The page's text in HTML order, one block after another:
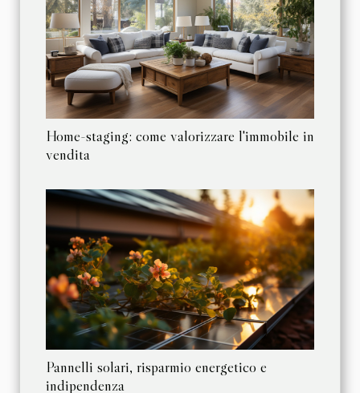
Home-staging: come valorizzare l'immobile in
vendita
Pannelli solari, risparmio energetico e
indipendenza